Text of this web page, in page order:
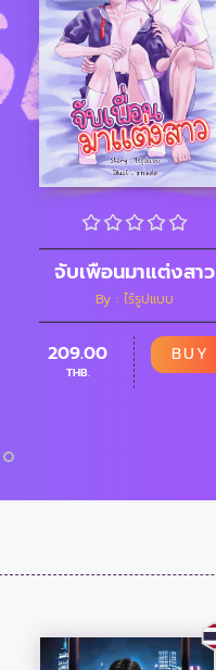
จับเพือนมาแต่งสาว
By : ไร้รูปแบบ
209.00
THB.
BUY